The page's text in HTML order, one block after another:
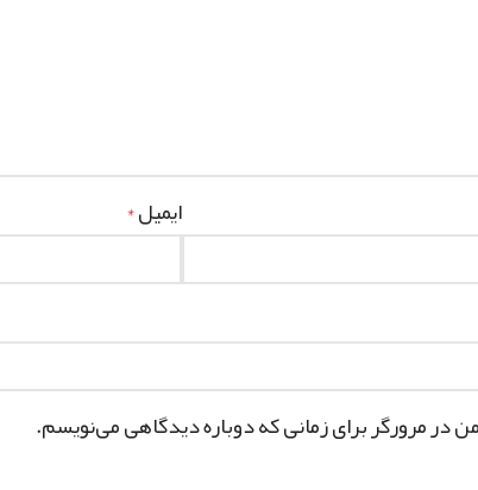
ایمیل*
در مرورگر برای زمانی که دوباره دیدگاهی می‌نویسم.